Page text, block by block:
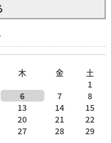
木 金
土
1
6 7
8
13 14
15
20 21
22
27 28
29